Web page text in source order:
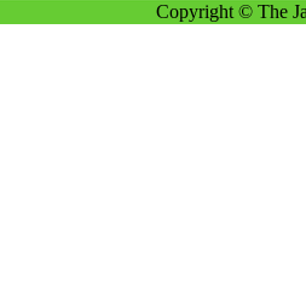
Copyright © The